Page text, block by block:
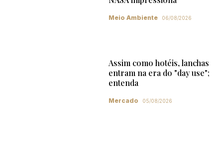
Meio Ambiente 06/08/2026
Assim como hotéis, lanchas
entram na era do "day use";
entenda
Mercado 05/08/2026